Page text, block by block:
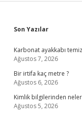
Sidebar
Son Yazılar
Karbonat ayakkabı
Ağustos 7, 2026
Bir irtifa kaç metre ?
Ağustos 6, 2026
Kimlik bilgilerinden
Ağustos 5, 2026